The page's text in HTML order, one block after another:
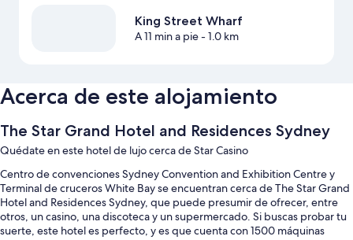
King Street Wharf
A 11 min a pie- 1.0 km
Acerca de este alojamiento
The Star Grand Hotel and Residences Sydney
Quédate en este hotel de lujo cerca de Star Casino
Centro de convenciones Sydney Convention and Exhibition Centre y
Terminal de cruceros White Bay se encuentran cerca de The Star Grand
Hotel and Residences Sydney, que puede presumir de ofrecer, entre
otros, un casino, una discoteca y un supermercado. Si buscas probar tu
suerte, este hotel es perfecto, y es que cuenta con 1500 máquinas